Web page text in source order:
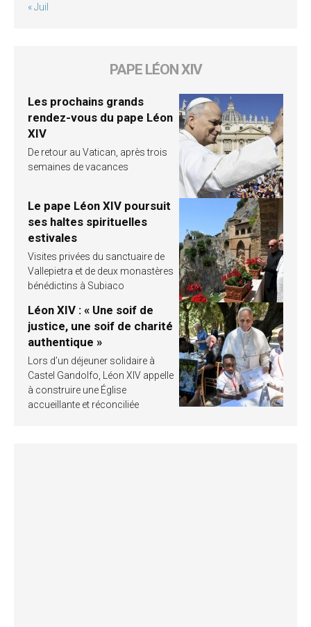
« Juil
PAPE LÉON XIV
Les prochains grands
rendez-vous du pape Léon
XIV
De retour au Vatican, après trois
semaines de vacances
Le pape Léon XIV poursuit
ses haltes spirituelles
estivales
Visites privées du sanctuaire de
Vallepietra et de deux monastères
bénédictins à Subiaco
Léon XIV : « Une soif de
justice, une soif de charité
authentique »
Lors d’un déjeuner solidaire à
Castel Gandolfo, Léon XIV appelle
à construire une Église
accueillante et réconciliée